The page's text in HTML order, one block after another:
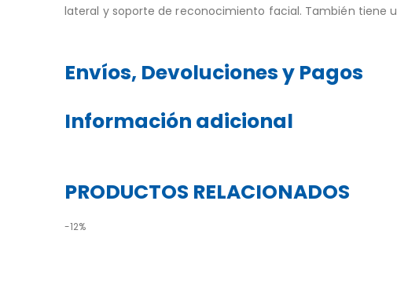
lateral y soporte de reconocimiento facial. También tiene
Envíos, Devoluciones y Pagos
Información adicional
PRODUCTOS RELACIONADOS
-12%